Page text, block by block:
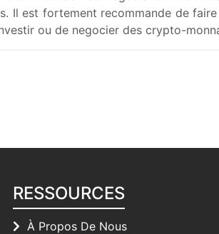
Il est fortement recommande de
ou de negocier des crypto-
RESSOURCES
À Propos De Nous